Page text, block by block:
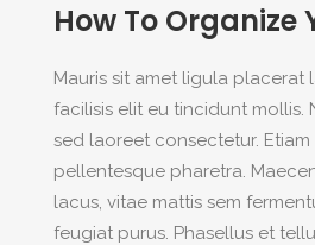
How To Organize
Mauris sit amet ligula placerat
facilisis elit eu tincidunt mollis.
sed laoreet consectetur. Etiam
pellentesque pharetra.
lacus, vitae mattis sem
feugiat purus. Phasellus et